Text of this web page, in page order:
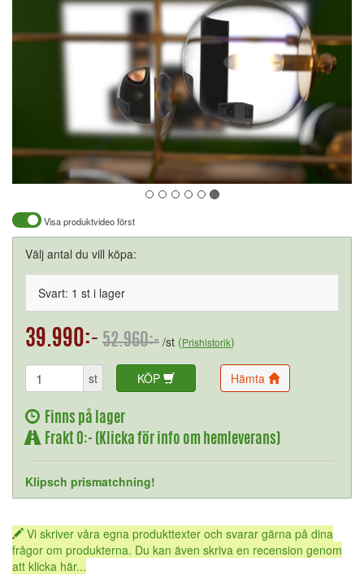
Visa produktvideo först
Välj antal du vill köpa:
Svart: 1 st i lager
39.990:- 52.960:- /st (Prishistorik)
st KÖP Hämta
Finns på lager
Frakt 0:- (Klicka för info om hemleverans)
Klipsch prismatchning!
Vi skriver våra egna produkttexter och svarar gärna på dina
frågor om produkterna. Du kan även skriva en recension genom
att klicka här...